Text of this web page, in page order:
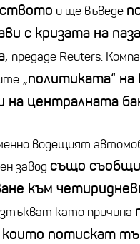
и ще въведе
с кризата на
предаде Reuters.
„политиката“
на централната
водещият
завод също
към
като причина
потискат